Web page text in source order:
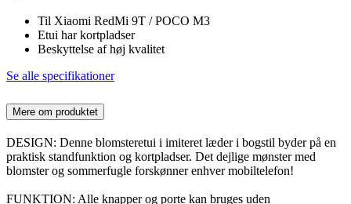
Til Xiaomi RedMi 9T / POCO M3
Etui har kortpladser
Beskyttelse af høj kvalitet
Se alle specifikationer
Mere om produktet
DESIGN: Denne blomsteretui i imiteret læder i bogstil byder på en
praktisk standfunktion og kortpladser. Det dejlige mønster med
blomster og sommerfugle forskønner enhver mobiltelefon!
FUNKTION: Alle knapper og porte kan bruges uden